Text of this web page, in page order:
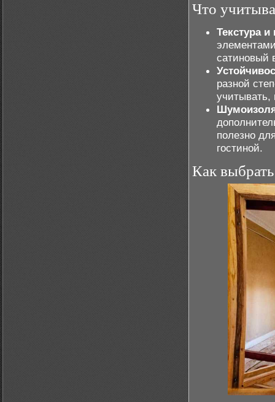
Что
Текстура и
сатиновый
разной
учитывать,
полезно
гостиной.
Как